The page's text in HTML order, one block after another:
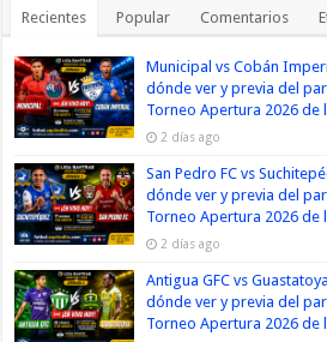
Recientes Popular Comentarios
Municipal vs Cobán
dónde ver y previa del
Torneo Apertura 2026 de
2 días ago
San Pedro FC vs
dónde ver y previa del
Torneo Apertura 2026 de
2 días ago
Antigua GFC vs
dónde ver y previa del
Torneo Apertura 2026 de